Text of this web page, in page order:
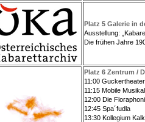
Platz 5 Galerie in
Ausstellung:
Die frühen Jahre
Platz 6 Zentrum /
11:00
11:15 Mobile
12:00 Die
12:45 Spa´fudla
13:30 Kollegium